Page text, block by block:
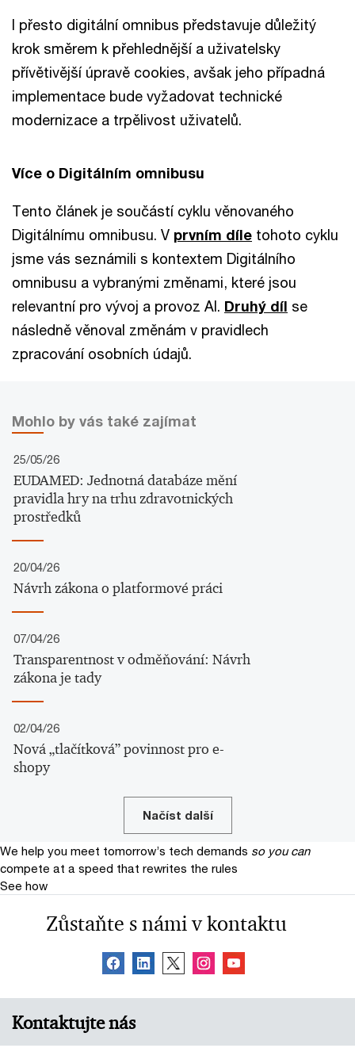
I přesto digitální omnibus představuje důležitý
krok směrem k přehlednější a uživatelsky
přívětivější úpravě cookies, avšak jeho případná
implementace bude vyžadovat technické
modernizace a trpělivost uživatelů.
Více o Digitálním omnibusu
Tento článek je součástí cyklu věnovaného
Digitálnímu omnibusu. V prvním díle tohoto cyklu
jsme vás seznámili s kontextem Digitálního
omnibusu a vybranými změnami, které jsou
relevantní pro vývoj a provoz AI. Druhý díl se
následně věnoval změnám v pravidlech
zpracování osobních údajů.
Mohlo by vás také zajímat
25/05/26
EUDAMED: Jednotná databáze mění
pravidla hry na trhu zdravotnických
prostředků
20/04/26
Návrh zákona o platformové práci
07/04/26
Transparentnost v odměňování: Návrh
zákona je tady
02/04/26
Nová „tlačítková” povinnost pro e-
shopy
Načíst další
We help you meet tomorrow’s tech demands so you can
compete at a speed that rewrites the rules
See how
Zůstaňte s námi v kontaktu
Kontaktujte nás